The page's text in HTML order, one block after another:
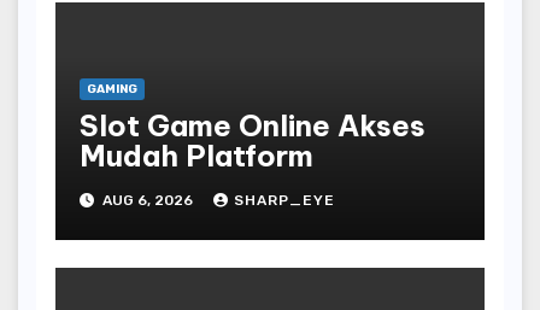
GAMING
Slot Game Online Akses
Mudah Platform
AUG 6, 2026 SHARP_EYE